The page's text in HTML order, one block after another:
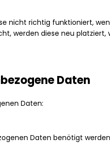
nicht richtig funktioniert,
werden diese neu platziert,
Daten
Daten:
Daten benötigt